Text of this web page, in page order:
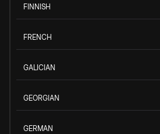
FINNISH
FRENCH
GALICIAN
GEORGIAN
GERMAN